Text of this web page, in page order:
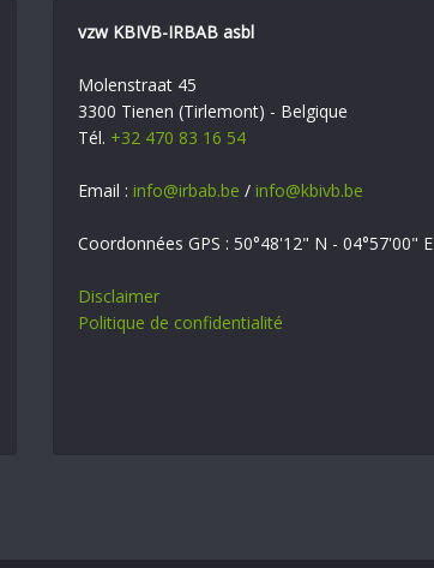
vzw KBIVB-IRBAB asbl
Molenstraat 45
3300 Tienen (Tirlemont) - Belgique
Tél. +32 470 83 16 54
Email : info@irbab.be / info@kbivb.be
Coordonnées GPS : 50°48'12" N - 04°57'00" E
Disclaimer
Politique de confidentialité